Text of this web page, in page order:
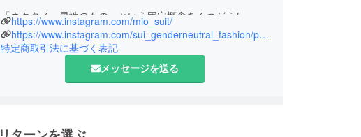
「ネクタイ＝男性のもの」という固定概念をくつがえし、
性別にとらわれず、自分らしく装う自由をファッションで提
案しています。
ジェンダーニュートラルファッションブランド『Sui』の代表
https://www.instagram.com/mio_suit/
https://www.instagram.com/sui_genderneutral_fashion/profilecard/?igsh=MW1renZtZGg3a3YyMw==
特定商取引法に基づく表記
メッセージを送る